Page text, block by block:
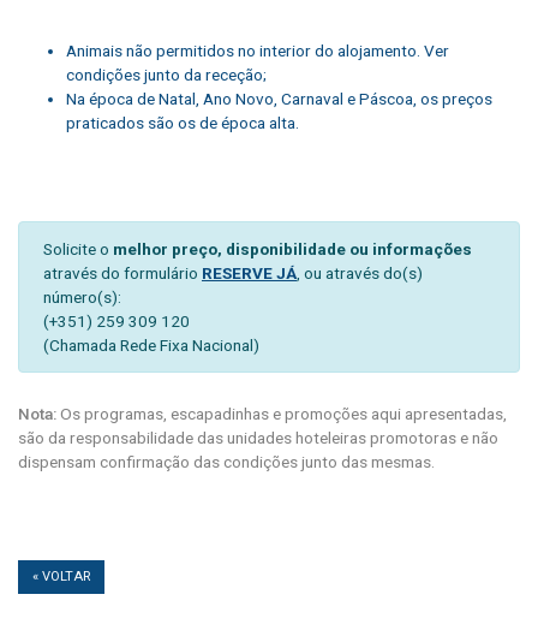
Animais não permitidos no interior do alojamento. Ver
condições junto da receção;
Na época de Natal, Ano Novo, Carnaval e Páscoa, os preços
praticados são os de época alta.
Solicite o melhor preço, disponibilidade ou informações
através do formulário RESERVE JÁ , ou através do(s)
número(s):
(+351) 259 309 120
(Chamada Rede Fixa Nacional)
Nota:Os programas, escapadinhas e promoções aqui apresentadas,
são da responsabilidade das unidades hoteleiras promotoras e não
dispensam confirmação das condições junto das mesmas.
« VOLTAR